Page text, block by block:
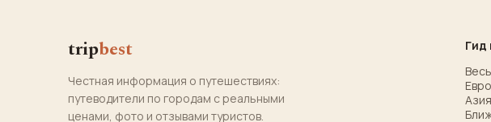
tripbest
Честная информация о путешествиях:
путеводители по городам с реальными
ценами, фото и отзывами туристов.
Гид
Азия